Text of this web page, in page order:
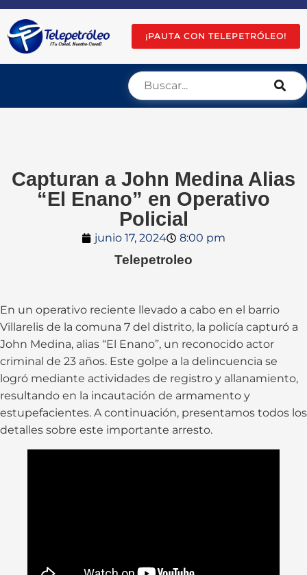
¡PAUTA CON TELEPETRÓLEO!
Capturan a John Medina Alias
“El Enano” en Operativo
Policial
junio 17, 2024 8:00 pm
Telepetroleo
En un operativo reciente llevado a cabo en el barrio
Villarelis de la comuna 7 del distrito, la policía capturó a
John Medina, alias “El Enano”, un reconocido actor
criminal de 23 años. Este golpe a la delincuencia se
logró mediante actividades de registro y allanamiento,
resultando en la incautación de armamento y
estupefacientes. A continuación, presentamos todos los
detalles sobre este importante arresto.